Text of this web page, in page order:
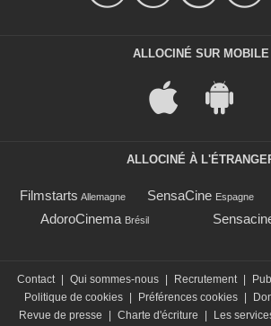
ALLOCINÉ SUR MOBILE
ALLOCINÉ À
Filmstarts Allemagne SensaCine Espagne
AdoroCinema Brésil
Contact | Qui sommes-nous | Recrutement |
Politique de cookies | Préférences cookies |
Revue de presse
| Charte d'écriture | Les